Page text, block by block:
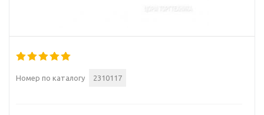
Номер по каталогу 2310117